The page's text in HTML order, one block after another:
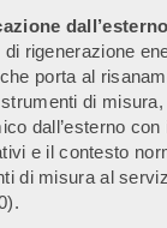
rigenerazione
porta al
di
dall’esterno
e il contesto
di misura al